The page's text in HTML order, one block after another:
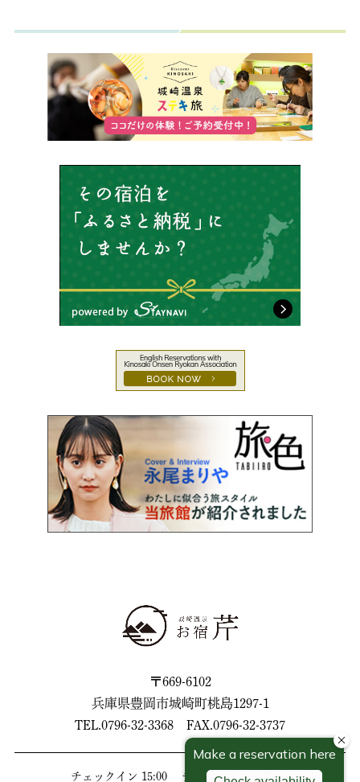
〒669-6102
兵庫県豊岡市城崎町桃島1297-1
TEL.0796-32-3368 FAX.0796-32-3737
チェックイン 15:00 チェックアウト 10:00